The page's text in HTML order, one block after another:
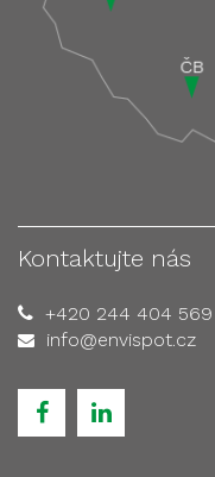
Kontaktujte nás
+420 244 404 569
info@envispot.cz